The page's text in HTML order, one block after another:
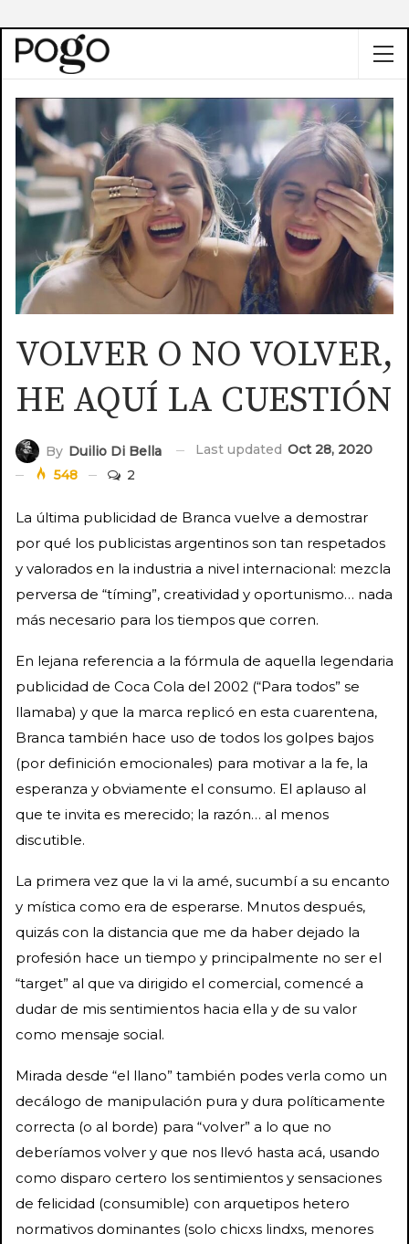
VOLVER O NO VOLVER,
HE AQUÍ LA CUESTIÓN
By Duilio Di Bella Last updated Oct 28, 2020
548
2
La última publicidad de Branca vuelve a demostrar
por qué los publicistas argentinos son tan respetados
y valorados en la industria a nivel internacional: mezcla
perversa de “tíming”, creatividad y oportunismo… nada
más necesario para los tiempos que corren.
En lejana referencia a la fórmula de aquella legendaria
publicidad de Coca Cola del 2002 (“Para todos” se
llamaba) y que la marca replicó en esta cuarentena,
Branca también hace uso de todos los golpes bajos
(por definición emocionales) para motivar a la fe, la
esperanza y obviamente el consumo. El aplauso al
que te invita es merecido; la razón… al menos
discutible.
La primera vez que la vi la amé, sucumbí a su encanto
y mística como era de esperarse. Mnutos después,
quizás con la distancia que me da haber dejado la
profesión hace un tiempo y principalmente no ser el
“target” al que va dirigido el comercial, comencé a
dudar de mis sentimientos hacia ella y de su valor
como mensaje social.
Mirada desde “el llano” también podes verla como un
decálogo de manipulación pura y dura políticamente
correcta (o al borde) para “volver” a lo que no
deberíamos volver y que nos llevó hasta acá, usando
como disparo certero los sentimientos y sensaciones
de felicidad (consumible) con arquetipos hetero
normativos dominantes (solo chicxs lindxs, menores